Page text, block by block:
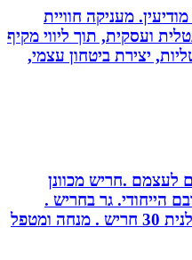
מעניקה חוויית
ועסקית, תוך ליווי מקיף
יצירת ביטחון עצמי,
.חריש מכוונן
הייחודי. גר בחריש .
כתובת הקליניקה : רחוב כלנית 30 חריש . מנחה ומטפל